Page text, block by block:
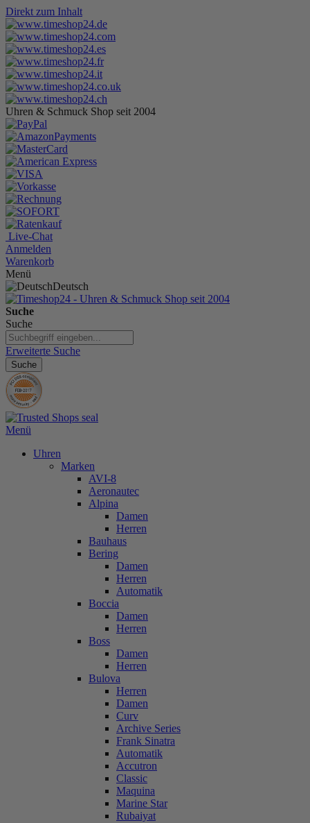
Direkt zum Inhalt
Uhren & Schmuck Shop seit 2004
Live-Chat
Anmelden
Warenkorb
Menü
Deutsch
Suche
Suche
Erweiterte Suche
Suche
Menü
Uhren
Marken
AVI-8
Aeronautec
Alpina
Damen
Herren
Bauhaus
Bering
Damen
Herren
Automatik
Boccia
Damen
Herren
Boss
Damen
Herren
Bulova
Herren
Damen
Curv
Archive Series
Frank Sinatra
Automatik
Accutron
Classic
Maquina
Marine Star
Rubaiyat